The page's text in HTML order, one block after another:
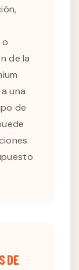
de la
una
de
DE